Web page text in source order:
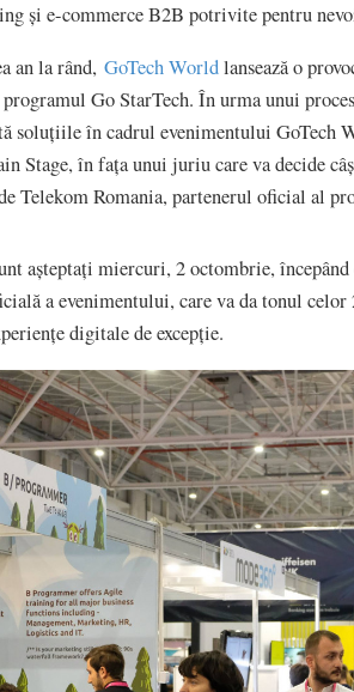
și e-commerce B2B potrivite pentru
an la rând, GoTech Worldlansează o
Go StarTech. În urma unui
soluțiile în cadrul evenimentului GoTech
Stage, în fața unui juriu care va decide
Telekom Romania, partenerul oficial al
așteptați miercuri, 2 octombrie,
a evenimentului, care va da tonul
digitale de excepție.